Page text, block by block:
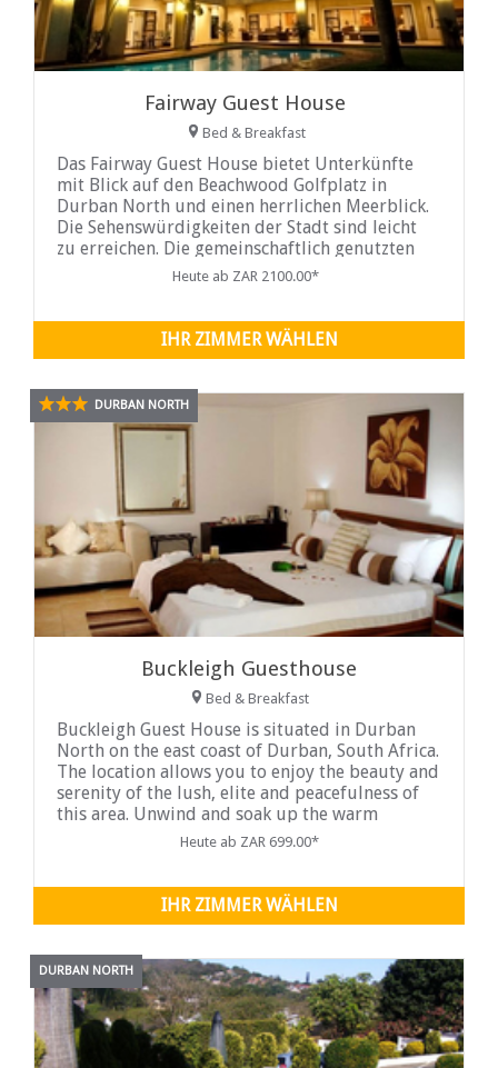
Fairway Guest House
Bed & Breakfast
Das Fairway Guest House bietet Unterkünfte
mit Blick auf den Beachwood Golfplatz in
Durban North und einen herrlichen Meerblick.
Die Sehenswürdigkeiten der Stadt sind leicht
zu erreichen. Die gemeinschaftlich genutzten
Innenwohnräume führen auf eine Lounge im
Heute ab ZAR 2100.00*
IHR ZIMMER WÄHLEN
DURBAN NORTH
Buckleigh Guesthouse
Bed & Breakfast
Buckleigh Guest House is situated in Durban
North on the east coast of Durban, South Africa.
The location allows you to enjoy the beauty and
serenity of the lush, elite and peacefulness of
this area. Unwind and soak up the warm
Durban sun whilst sipping on a refreshing
Heute ab ZAR 699.00*
IHR ZIMMER WÄHLEN
DURBAN NORTH